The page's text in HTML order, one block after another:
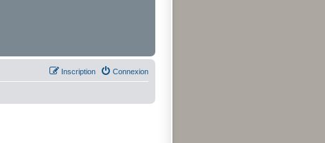
Connexion
Inscription